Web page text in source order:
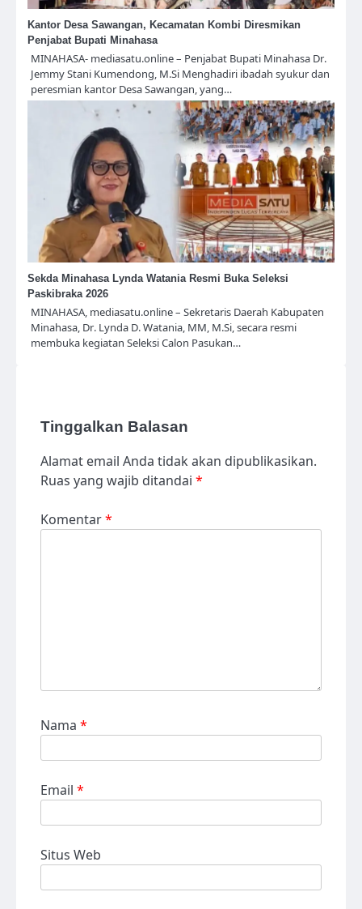
Kantor Desa Sawangan, Kecamatan Kombi Diresmikan
Penjabat Bupati Minahasa
MINAHASA- mediasatu.online – Penjabat Bupati Minahasa Dr.
Jemmy Stani Kumendong, M.Si Menghadiri ibadah syukur dan
peresmian kantor Desa Sawangan, yang…
Sekda Minahasa Lynda Watania Resmi Buka Seleksi
Paskibraka 2026
MINAHASA, mediasatu.online – Sekretaris Daerah Kabupaten
Minahasa, Dr. Lynda D. Watania, MM, M.Si, secara resmi
membuka kegiatan Seleksi Calon Pasukan…
Tinggalkan Balasan
Alamat email Anda tidak akan dipublikasikan.
Ruas yang wajib ditandai *
Komentar*
Nama *
Email *
Situs Web